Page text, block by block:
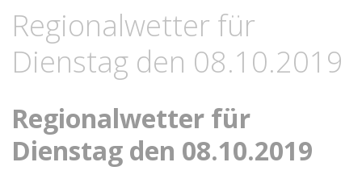
Regionalwetter für
Dienstag den 08.10.2019
Regionalwetter für
Dienstag den 08.10.2019